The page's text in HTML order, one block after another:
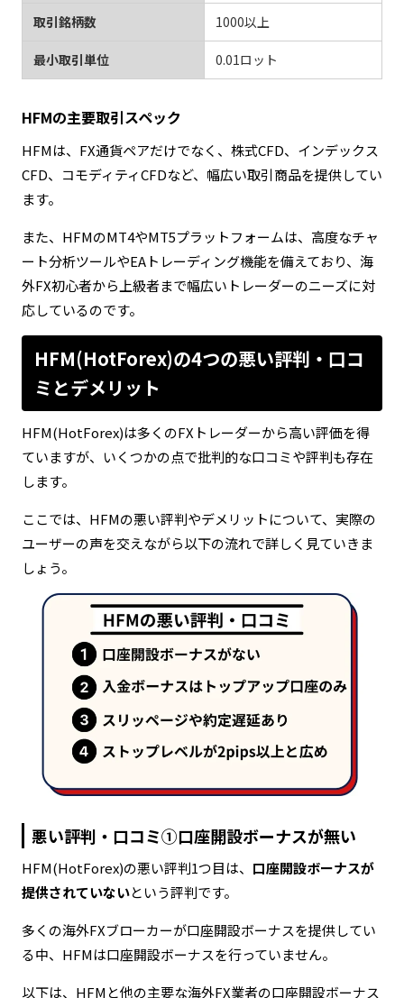
取引銘柄数 1000以上
最小取引単位 0.01ロット
HFMの主要取引スペック
HFMは、FX通貨ペアだけでなく、株式CFD、インデックス
CFD、コモディティCFDなど、幅広い取引商品を提供してい
ます。
また、HFMのMT4やMT5プラットフォームは、高度なチャ
ート分析ツールやEAトレーディング機能を備えており、海
外FX初心者から上級者まで幅広いトレーダーのニーズに対
応しているのです。
HFM(HotForex)の4つの悪い評判・口コ
ミとデメリット
HFM(HotForex)は多くのFXトレーダーから高い評価を得
ていますが、いくつかの点で批判的な口コミや評判も存在
します。
ここでは、HFMの悪い評判やデメリットについて、実際の
ユーザーの声を交えながら以下の流れで詳しく見ていきま
しょう。
悪い評判・口コミ①口座開設ボーナスが無い
HFM(HotForex)の悪い評判1つ目は、 口座開設ボーナスが
提供されていないという評判です。
多くの海外FXブローカーが口座開設ボーナスを提供してい
る中、HFMは口座開設ボーナスを行っていません。
以下は、HFMと他の主要な海外FX業者の口座開設ボーナス